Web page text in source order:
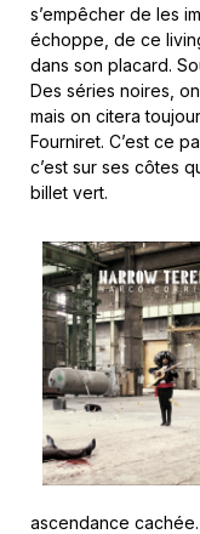
s’empêcher de les
échoppe, de ce
dans son placard.
Des séries noires,
mais on citera
Fourniret. C’est ce
c’est sur ses côtes
billet vert.
ascendance